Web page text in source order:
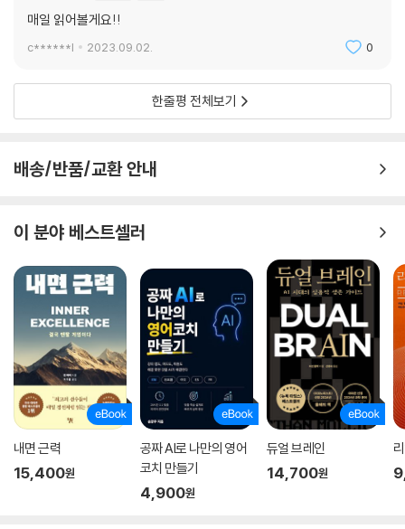
매일 읽어볼게요!!
c******l 2023.09.02. 0
한줄평 전체보기
배송/반품/교환 안내
이 분야 베스트셀러
내면 근력
15,400원
공짜 AI로 나만의 영어
코치 만들기
4,900원
듀얼 브레인
14,700원